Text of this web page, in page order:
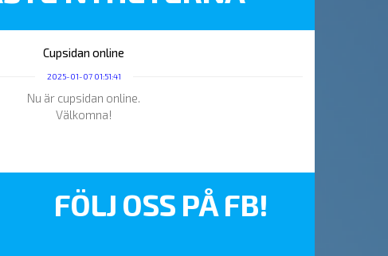
Cupsidan online
2025-01-07 01:51:41
Nu är cupsidan online.
Välkomna!
FÖLJ OSS PÅ FB!